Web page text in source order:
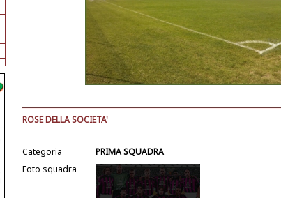
ROSE DELLA SOCIETA'
Categoria
PRIMA SQUADRA
Foto squadra